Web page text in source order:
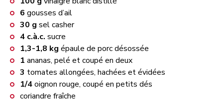
6 gousses d’ail
30 g sel casher
4 c.à.c. sucre
1,3-1,8 kg épaule de porc désossée
1 ananas, pelé et coupé en deux
3 tomates allongées, hachées et évidées
1/4oignon rouge, coupé en petits dés
coriandre fraîche